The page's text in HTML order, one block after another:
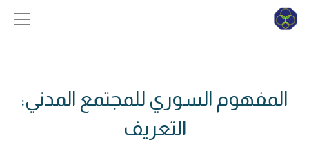
المفهوم السوري للمجتمع المدني:
التعريف